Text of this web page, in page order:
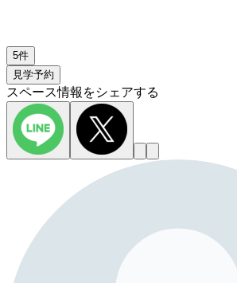
5件
見学予約
スペース情報をシェアする